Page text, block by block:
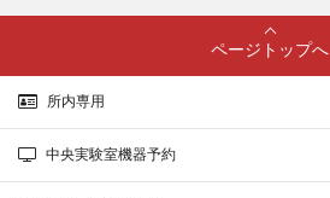
ページトップへ
所内専用
中央実験室機器予約